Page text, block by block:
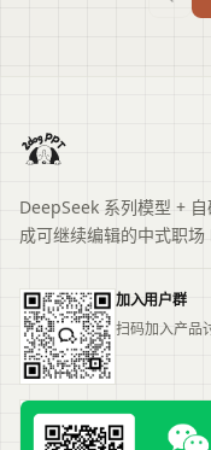
DeepSeek 系列模型 +
成可继续编辑的中式职场
加入用户群
扫码加入产品